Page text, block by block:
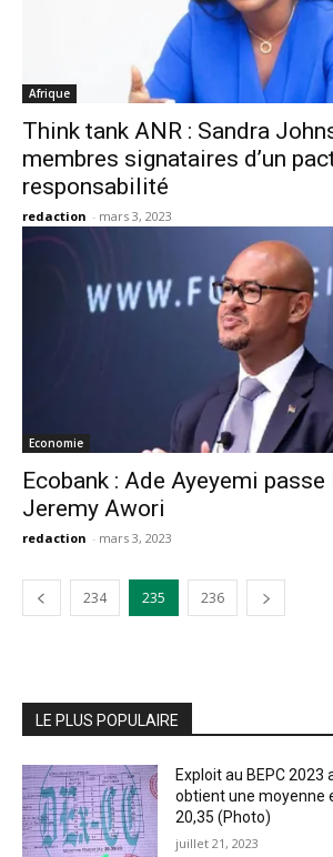
Afrique
Think tank ANR : Sandra
membres signataires d’un
responsabilité
redaction - mars 3, 2023
Economie
Ecobank : Ade Ayeyemi
Jeremy Awori
redaction - mars 3, 2023
234 235 236
LE PLUS POPULAIRE
Exploit au BEPC 2023
obtient une moyenne
20,35 (Photo)
juillet 21, 2023